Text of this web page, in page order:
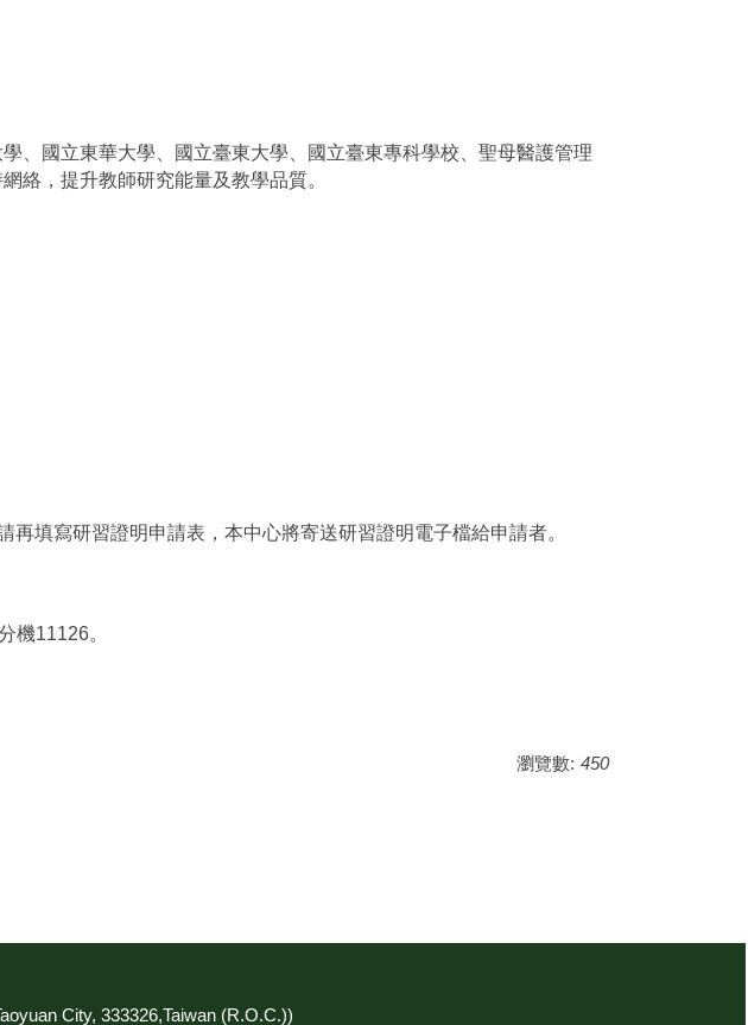
、國立東華大學、國立臺東大學、國立臺東專科學校、聖母醫護管理
絡，提升教師研究能量及教學品質。
填寫研習證明申請表，本中心將寄送研習證明電子檔給申請者。
機11126。
瀏覽數: 450
City, 333326,Taiwan (R.O.C.))